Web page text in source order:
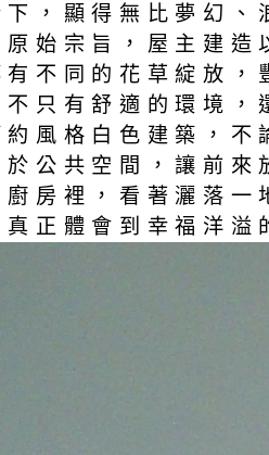
下，顯得無比夢幻
始宗旨，屋主建
不同的花草綻放
只有舒適的環境
風格白色建築，
公共空間，讓前
房裡，看著灑落
正體會到幸福洋溢